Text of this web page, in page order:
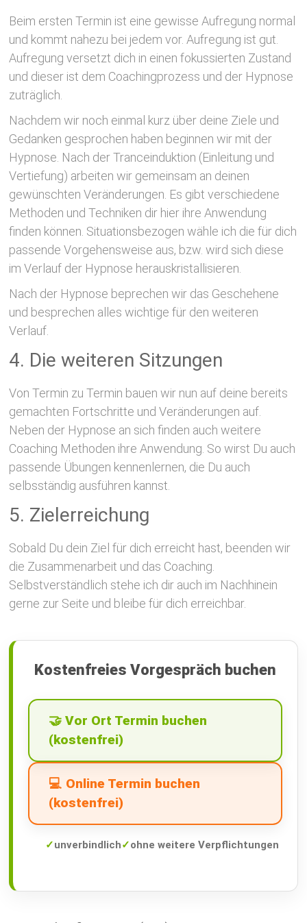
Beim ersten Termin ist eine gewisse Aufregung normal
und kommt nahezu bei jedem vor. Aufregung ist gut.
Aufregung versetzt dich in einen fokussierten Zustand
und dieser ist dem Coachingprozess und der Hypnose
zuträglich.
Nachdem wir noch einmal kurz über deine Ziele und
Gedanken gesprochen haben beginnen wir mit der
Hypnose. Nach der Tranceinduktion (Einleitung und
Vertiefung) arbeiten wir gemeinsam an deinen
gewünschten Veränderungen. Es gibt verschiedene
Methoden und Techniken dir hier ihre Anwendung
finden können. Situationsbezogen wähle ich die für dich
passende Vorgehensweise aus, bzw. wird sich diese
im Verlauf der Hypnose herauskristallisieren.
Nach der Hypnose beprechen wir das Geschehene
und besprechen alles wichtige für den weiteren
Verlauf.
4. Die weiteren Sitzungen
Von Termin zu Termin bauen wir nun auf deine bereits
gemachten Fortschritte und Veränderungen auf.
Neben der Hypnose an sich finden auch weitere
Coaching Methoden ihre Anwendung. So wirst Du auch
passende Übungen kennenlernen, die Du auch
selbsständig ausführen kannst.
5. Zielerreichung
Sobald Du dein Ziel für dich erreicht hast, beenden wir
die Zusammenarbeit und das Coaching.
Selbstverständlich stehe ich dir auch im Nachhinein
gerne zur Seite und bleibe für dich erreichbar.
Kostenfreies Vorgespräch buchen
🤝 Vor Ort Termin buchen
(kostenfrei)
💻 Online Termin buchen
(kostenfrei)
✓unverbindlich✓ohne weitere Verpflichtungen